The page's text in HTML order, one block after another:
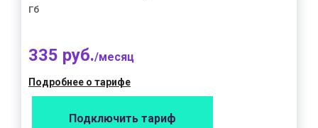
Гб
335 руб./месяц
Подробнее о тарифе
Подключить тариф